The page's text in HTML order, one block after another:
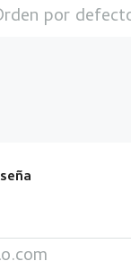
por